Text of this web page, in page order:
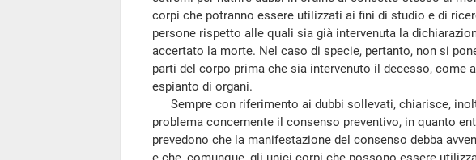
corpi che potranno essere utilizzati ai fini di studio e di
persone rispetto alle quali sia già intervenuta la
accertato la morte. Nel caso di specie, pertanto, non si
parti del corpo prima che sia intervenuto il decesso, come
espianto di organi.
Sempre con riferimento ai dubbi sollevati, chiarisce,
problema concernente il consenso preventivo, in quanto
prevedono che la manifestazione del consenso debba